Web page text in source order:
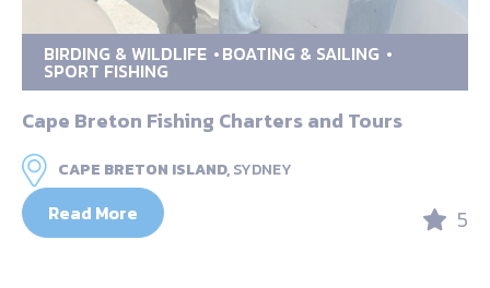
BIRDING & WILDLIFE BOATING & SAILING
SPORT FISHING
Cape Breton Fishing Charters and Tours
CAPE BRETON ISLAND,SYDNEY
Read More 5